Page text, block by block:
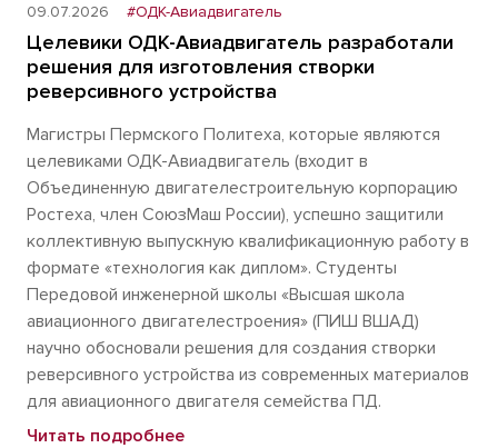
09.07.2026 #ОДК-Авиадвигатель
Целевики ОДК-Авиадвигатель разработали
решения для изготовления створки
реверсивного устройства
Магистры Пермского Политеха, которые являются
целевиками ОДК-Авиадвигатель (входит в
Объединенную двигателестроительную корпорацию
Ростеха, член СоюзМаш России), успешно защитили
коллективную выпускную квалификационную работу в
формате «технология как диплом». Студенты
Передовой инженерной школы «Высшая школа
авиационного двигателестроения» (ПИШ ВШАД)
научно обосновали решения для создания створки
реверсивного устройства из современных материалов
для авиационного двигателя семейства ПД.
Читать подробнее